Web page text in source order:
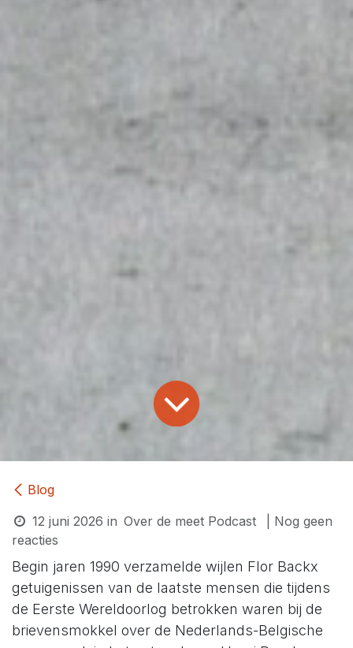
Blog
12 juni 2026 in Over de meet Podcast
| Nog geen
reacties
Begin jaren 1990 verzamelde wijlen Flor Backx
getuigenissen van de laatste mensen die tijdens
de Eerste Wereldoorlog betrokken waren bij de
brievensmokkel over de Nederlands-Belgische